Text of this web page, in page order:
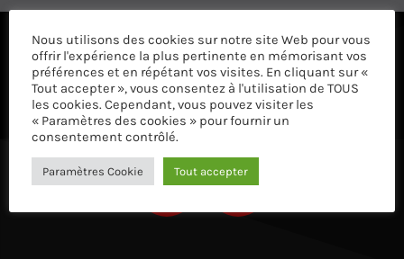
ÉCOUTEZ AVEC VOTRE APP ET SUR LE
Nous utilisons des cookies sur notre site Web pour vous
offrir l'expérience la plus pertinente en mémorisant vos
préférences et en répétant vos visites. En cliquant sur «
Tout accepter », vous consentez à l'utilisation de TOUS
les cookies. Cependant, vous pouvez visiter les
« Paramètres des cookies » pour fournir un
consentement contrôlé.
Paramètres Cookie Tout accepter